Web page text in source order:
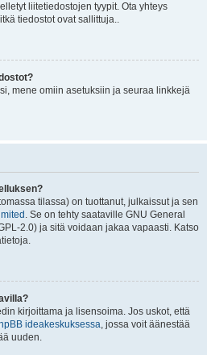
liitetiedostojen tyypit. Ota yhteys
tiedostot ovat sallittuja..
mene omiin asetuksiin ja seuraa linkkejä
tilassa) on tuottanut, julkaissut ja sen
. Se on tehty saataville GNU General
2.0) ja sitä voidaan jakaa vapaasti. Katso
kirjoittama ja lisensoima. Jos uskot, että
ideakeskuksessa, jossa voit äänestää
uuden.